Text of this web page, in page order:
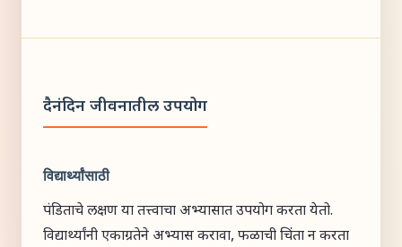
दैनंदिन जीवनातील उपयोग
विद्यार्थ्यांसाठी
पंडिताचे लक्षण या तत्त्वाचा अभ्यासात उपयोग करता येतो.
विद्यार्थ्यांनी एकाग्रतेने अभ्यास करावा, फळाची चिंता न करता